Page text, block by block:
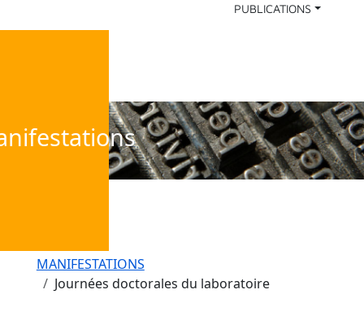
PUBLICATIONS
Fil d'Ariane
MANIFESTATIONS
Journées doctorales du laboratoire